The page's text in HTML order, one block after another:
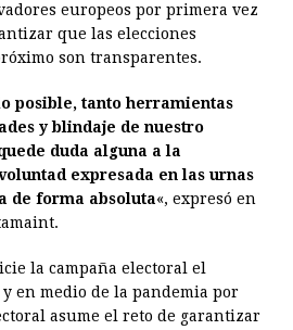
a
d
e
r
s
t
e
d
n
l
t
L
europeos por primera vez
que las elecciones
son transparentes.
posible, tanto herramientas
y blindaje de nuestro
duda alguna a la
expresada en las urnas
de forma absoluta«, expresó en
la campaña electoral el
en medio de la pandemia por
asume el reto de garantizar